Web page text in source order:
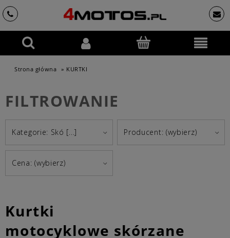
Strona główna » KURTKI
FILTROWANIE
Kategorie: Skó [...] Producent: (wybierz)
Cena: (wybierz)
Kurtki
motocyklowe skórzane